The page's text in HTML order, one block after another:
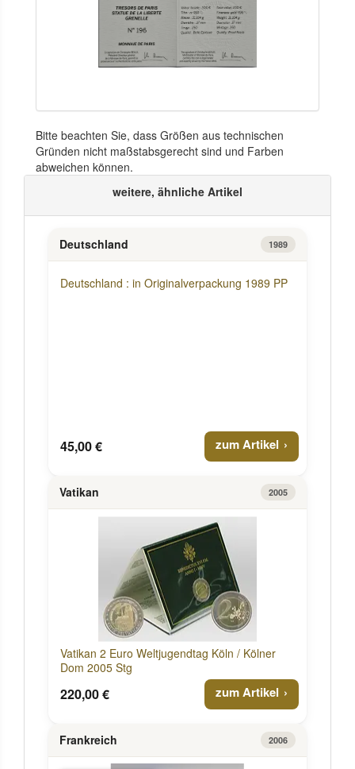
Bitte beachten Sie, dass Größen aus technischen
Gründen nicht maßstabsgerecht sind und Farben
abweichen können.
weitere, ähnliche Artikel
Deutschland 1989
Deutschland : in Originalverpackung 1989 PP
45,00 € zum Artikel
Vatikan 2005
Vatikan 2 Euro Weltjugendtag Köln / Kölner
Dom 2005 Stg
220,00 € zum Artikel
Frankreich 2006